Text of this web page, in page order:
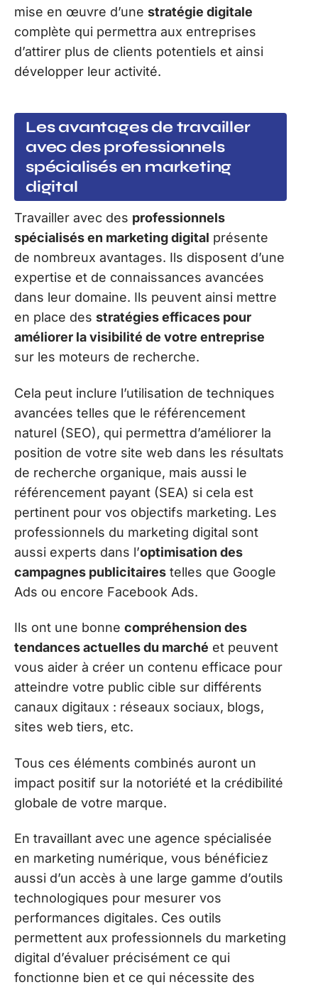
mise en œuvre d’une stratégie digitale
complète qui permettra aux entreprises
d’attirer plus de clients potentiels et ainsi
développer leur activité.
Les avantages de travailler
avec des professionnels
spécialisés en marketing
digital
Travailler avec des professionnels
spécialisés en marketing digital présente
de nombreux avantages. Ils disposent d’une
expertise et de connaissances avancées
dans leur domaine. Ils peuvent ainsi mettre
en place des stratégies efficaces pour
améliorer la visibilité de votre entreprise
sur les moteurs de recherche.
Cela peut inclure l’utilisation de techniques
avancées telles que le référencement
naturel (SEO), qui permettra d’améliorer la
position de votre site web dans les résultats
de recherche organique, mais aussi le
référencement payant (SEA) si cela est
pertinent pour vos objectifs marketing. Les
professionnels du marketing digital sont
aussi experts dans l’optimisation des
campagnes publicitaires telles que Google
Ads ou encore Facebook Ads.
Ils ont une bonne compréhension des
tendances actuelles du marché et peuvent
vous aider à créer un contenu efficace pour
atteindre votre public cible sur différents
canaux digitaux : réseaux sociaux, blogs,
sites web tiers, etc.
Tous ces éléments combinés auront un
impact positif sur la notoriété et la crédibilité
globale de votre marque.
En travaillant avec une agence spécialisée
en marketing numérique, vous bénéficiez
aussi d’un accès à une large gamme d’outils
technologiques pour mesurer vos
performances digitales. Ces outils
permettent aux professionnels du marketing
digital d’évaluer précisément ce qui
fonctionne bien et ce qui nécessite des